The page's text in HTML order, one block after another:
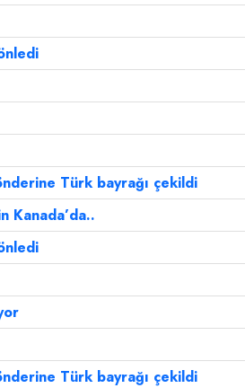
Türk bayrağı çekildi
Kanada’da..
Türk bayrağı çekildi